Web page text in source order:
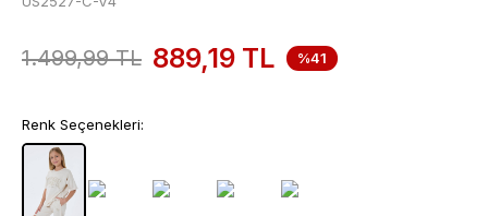
1.499,99TL 889,19 TL %41
Renk Seçenekleri: